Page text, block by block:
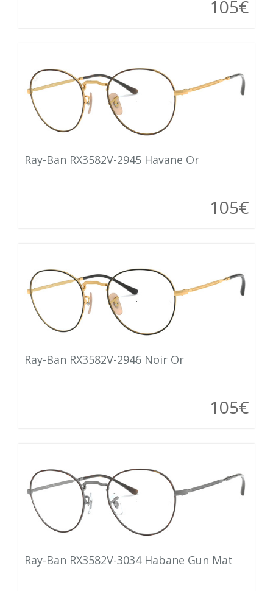
105€
Ray-Ban RX3582V-2945 Havane Or
105€
Ray-Ban RX3582V-2946 Noir Or
105€
Ray-Ban RX3582V-3034 Habane Gun Mat